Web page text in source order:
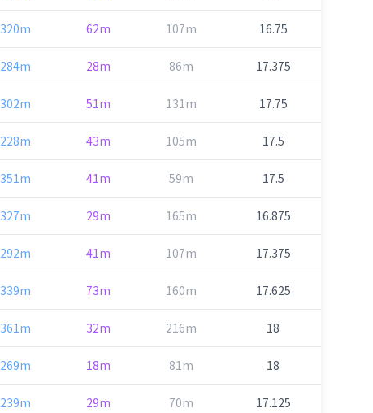
320m 62m 107m 16.75
284m 28m 86m 17.375
302m 51m 131m 17.75
228m 43m 105m 17.5
351m 41m 59m 17.5
327m 29m 165m 16.875
292m 41m 107m 17.375
339m 73m 160m 17.625
361m 32m 216m 18
269m 18m 81m 18
239m 29m 70m 17.125